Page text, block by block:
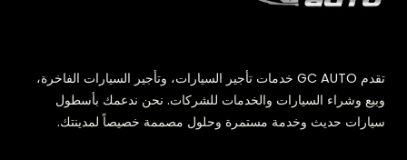
تقدم GC AUTO خدمات تأجير السيارات، وتأجير السيارات الفاخرة،
وبيع وشراء السيارات والخدمات للشركات. نحن ندعمك بأسطول
سيارات حديث وخدمة مستمرة وحلول مصممة خصيصاً لمدينتك.